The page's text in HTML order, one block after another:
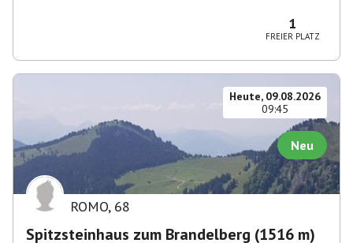
Georg-Kalb-1
FREIER PLATZ
Heute, 09.08.2026
09:45
Neu
ROMO, 68
Spitzsteinhaus zum Brandelberg (1516 m)